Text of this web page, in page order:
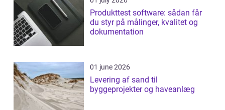
Produkttest software: sådan får
du styr på målinger, kvalitet og
dokumentation
01 june 2026
Levering af sand til
byggeprojekter og haveanlæg